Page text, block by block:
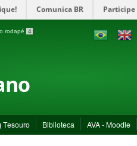
Comunica BR Participe
rodapé 4
Tesouro Biblioteca AVA - Moodle